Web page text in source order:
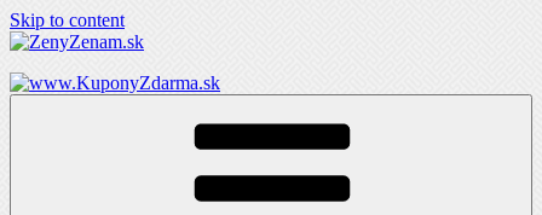
Skip to content
ZenyZenam.sk
Ženský LifeStyle magazín